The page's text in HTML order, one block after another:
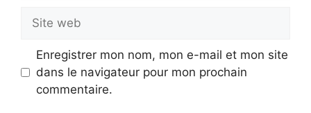
Site
web
Enregistrer mon nom, mon e-mail et mon site
dans le navigateur pour mon prochain
commentaire.